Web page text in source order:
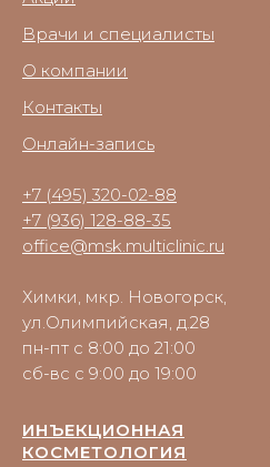
Врачи и специалисты
О компании
Контакты
Онлайн-запись
+7 (495) 320-02-88
+7 (936) 128-88-35
office@msk.multiclinic.ru
Химки, мкр. Новогорск,
ул.Олимпийская, д.28
пн-пт с 8:00 до 21:00
сб-вс с 9:00 до 19:00
ИНЪЕКЦИОННАЯ
КОСМЕТОЛОГИЯ